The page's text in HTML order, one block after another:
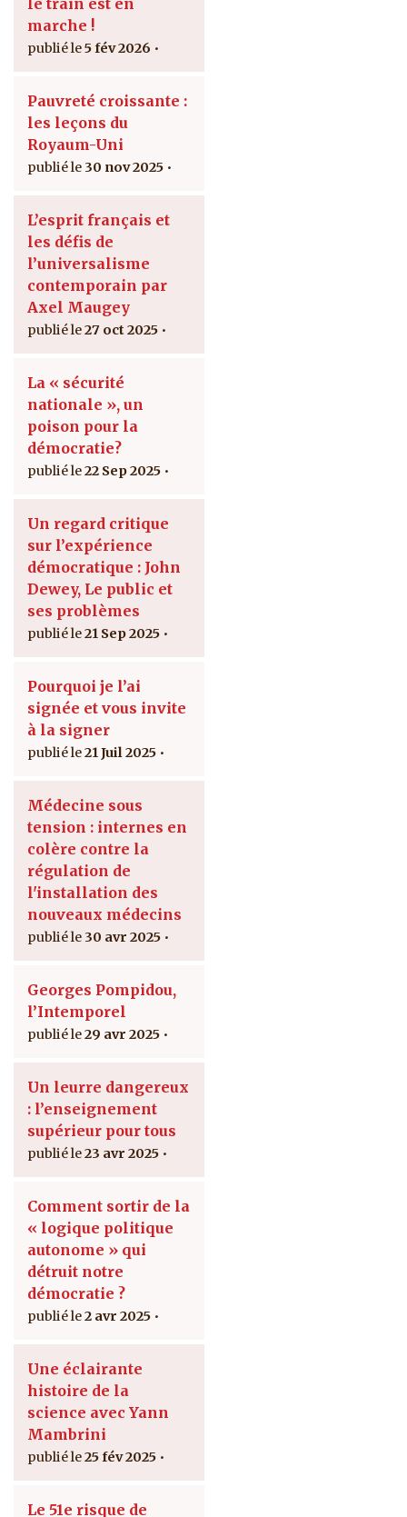
le train est en
marche !
5 fév 2026
Pauvreté croissante :
les leçons du
Royaum-Uni
30 nov 2025
L’esprit français et
les défis de
l’universalisme
contemporain par
Axel Maugey
27 oct 2025
La « sécurité
nationale », un
poison pour la
démocratie?
22 Sep 2025
Un regard critique
sur l’expérience
démocratique : John
Dewey, Le public et
ses problèmes
21 Sep 2025
Pourquoi je l’ai
signée et vous invite
à la signer
21 Juil 2025
Médecine sous
tension : internes en
colère contre la
régulation de
l'installation des
nouveaux médecins
30 avr 2025
Georges Pompidou,
l’Intemporel
29 avr 2025
Un leurre dangereux
: l’enseignement
supérieur pour tous
23 avr 2025
Comment sortir de la
« logique politique
autonome » qui
détruit notre
démocratie ?
2 avr 2025
Une éclairante
histoire de la
science avec Yann
Mambrini
25 fév 2025
Le 51e risque de